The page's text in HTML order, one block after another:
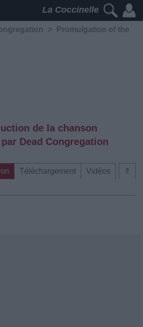
La Coccinelle
>
Promulgation of the
de la chanson
Dead Congregation
⇑
Téléchargement
Vidéos